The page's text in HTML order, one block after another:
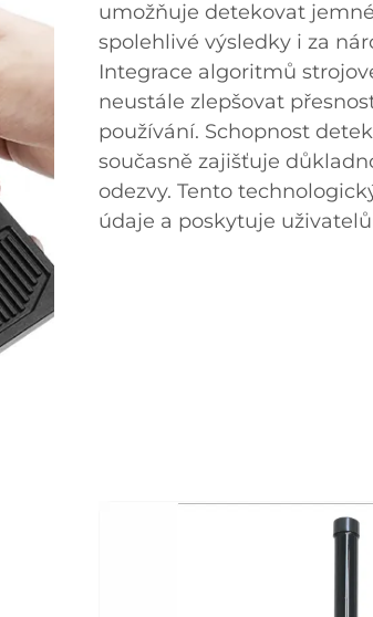
umožňuje detekovat
spolehlivé výsledky i za
Integrace algoritmů
neustále zlepšovat
používání. Schopnost
současně zajišťuje
odezvy. Tento
údaje a poskytuje